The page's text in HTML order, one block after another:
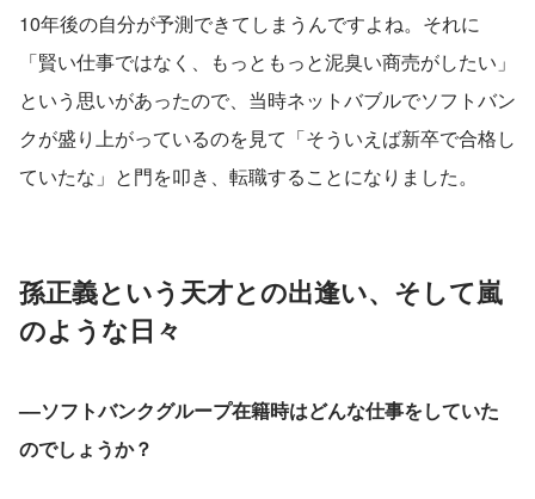
10年後の自分が予測できてしまうんですよね。それに
「賢い仕事ではなく、もっともっと泥臭い商売がしたい」
という思いがあったので、当時ネットバブルでソフトバン
クが盛り上がっているのを見て「そういえば新卒で合格し
ていたな」と門を叩き、転職することになりました。
孫正義という天才との出逢い、そして嵐
のような日々
––ソフトバンクグループ在籍時はどんな仕事をしていた
のでしょうか？